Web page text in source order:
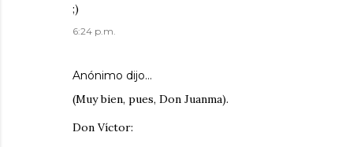
;)
6:24 p.m.
Anónimo dijo…
(Muy bien, pues, Don Juanma).
Don Víctor: